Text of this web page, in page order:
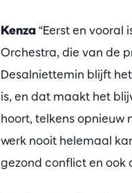
Kenza“Eerst en
Orchestra, die van de
Desalniettemin blijft
is, en dat maakt het
hoort, telkens opnieuw
werk nooit helemaal
gezond conflict en ook